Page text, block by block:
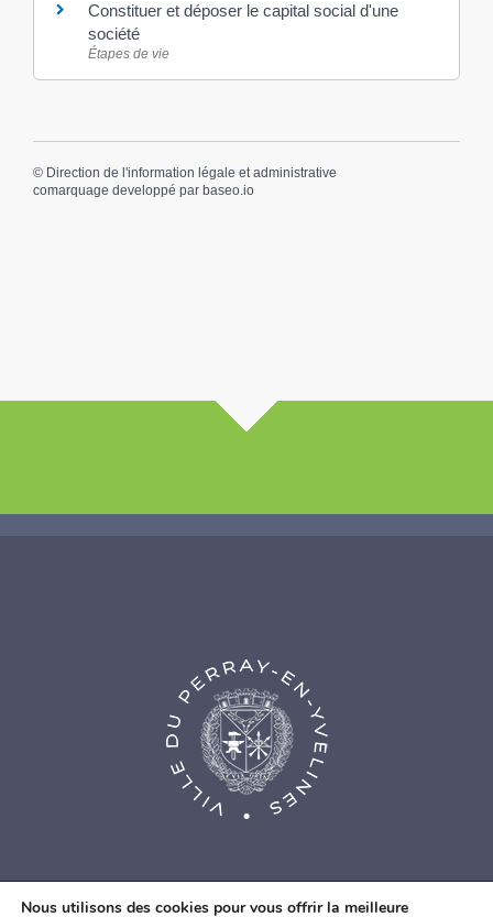
Constituer et déposer le capital social d'une
société
Étapes de vie
© Direction de l'information légale et administrative
comarquage developpé par baseo.io
Nous utilisons des cookies pour vous offrir la meilleure